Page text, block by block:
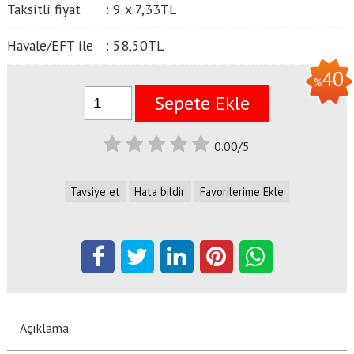
Taksitli fiyat : 9 x 7,33TL
Havale/EFT ile : 58,50TL
%40
Sepete Ekle
0.00/5
Tavsiye et Hata bildir Favorilerime Ekle
Açıklama